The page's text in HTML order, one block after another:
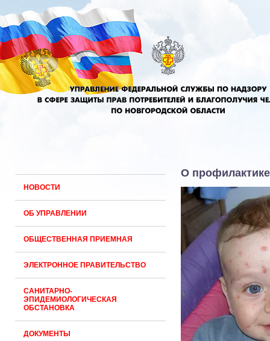
НОВОСТИ
ОБ УПРАВЛЕНИИ
ОБЩЕСТВЕННАЯ ПРИЕМНАЯ
ЭЛЕКТРОННОЕ ПРАВИТЕЛЬСТВО
САНИТАРНО-
ЭПИДЕМИОЛОГИЧЕСКАЯ
ОБСТАНОВКА
ДОКУМЕНТЫ
О